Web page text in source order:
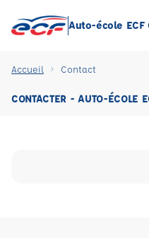
Auto-école ECF
Accueil Contact
CONTACTER - AUTO-ÉCOLE